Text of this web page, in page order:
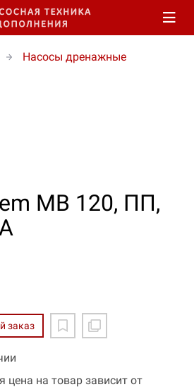
Насосы дренажные
МВ 120, ПП,
заказ
цена на товар зависит от